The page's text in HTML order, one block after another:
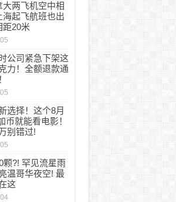
大两飞机空中相
海起飞航班也出
距20米
公司紧急下架这
力！全额退款通
选择！这个8月
币就能看电影！
别错过!
颗?! 罕见流星雨
温哥华夜空! 最
这